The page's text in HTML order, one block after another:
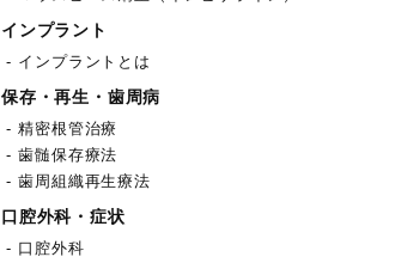
インプラント
インプラントとは
保存・再生・歯周病
精密根管治療
歯髄保存療法
歯周組織再生療法
口腔外科・症状
口腔外科